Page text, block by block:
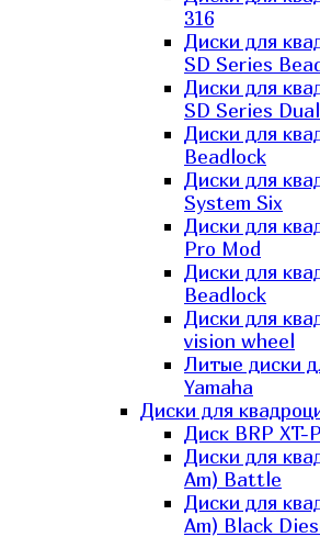
316
Диски для
SD Series
Диски для
SD Series
Диски для
Beadlock
Диски для
System Six
Диски для
Pro Mod
Диски для
Beadlock
Диски для
vision wheel
Литые диски
Yamaha
Диски для
Диск BRP XT-
Диски для
Am) Battle
Диски для
Am) Black